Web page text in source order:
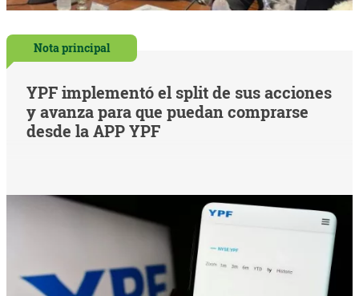
Nota principal
YPF implementó el split de sus acciones
y avanza para que puedan comprarse
desde la APP YPF